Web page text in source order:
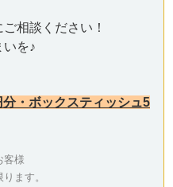
相談ください！
いを♪
・ボックスティッシュ5
客様
ます。